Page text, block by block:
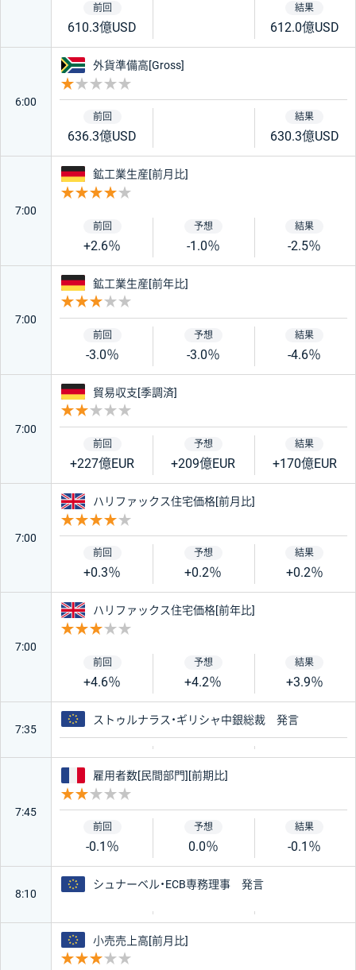
610.3億USD 612.0億USD
6:00
南アフリカ
外貨準備高[Gross]
636.3億USD 630.3億USD
7:00
ドイツ
鉱工業生産[前月比]
+2.6％ -1.0％ -2.5％
7:00
ドイツ
鉱工業生産[前年比]
-3.0％ -3.0％ -4.6％
7:00
ドイツ
貿易収支[季調済]
+227億EUR +209億EUR +170億EUR
7:00
イギリス
ハリファックス住宅価格[前月比]
+0.3％ +0.2％ +0.2％
7:00
イギリス
ハリファックス住宅価格[前年比]
+4.6％ +4.2％ +3.9％
7:35
ユーロ
ストゥルナラス・ギリシャ中銀総裁 発言
7:45
フランス
雇用者数[民間部門][前期比]
-0.1％ 0.0％ -0.1％
8:10
ユーロ
シュナーベル・ECB専務理事 発言
ユーロ
小売売上高[前月比]